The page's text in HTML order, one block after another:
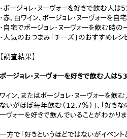
・ボージョレ・ヌーヴォーを好きで飲む
・赤、白ワイン、ボージョレ・ヌーヴォーを
・自宅でボージョレ・ヌーヴォーを飲む
・人気のおつまみ「チーズ」のおすすめレシ
【調査結果】
ボージョレ・ヌーヴォーを好きで飲む人
ワイン、またはボージョレ・ヌーヴォーを
ないがほぼ毎年飲む（12.7％）」、「好き
ーヴォーを好きで飲んでいることがわかりま
一方で「好きというほどではないがイベン